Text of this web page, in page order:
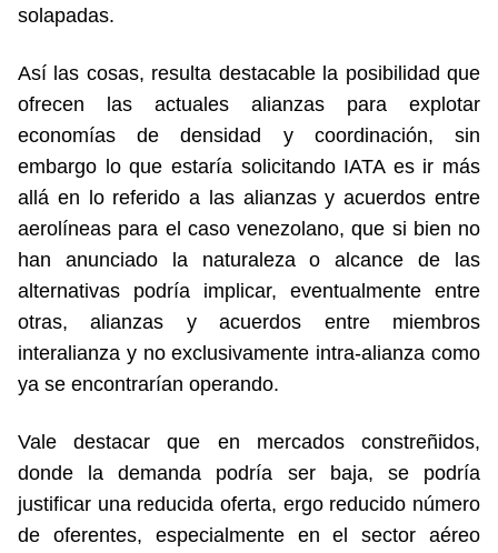
solapadas.
Así las cosas, resulta destacable la posibilidad que
ofrecen las actuales alianzas para explotar
economías de densidad y coordinación, sin
embargo lo que estaría solicitando IATA es ir más
allá en lo referido a las alianzas y acuerdos entre
aerolíneas para el caso venezolano, que si bien no
han anunciado la naturaleza o alcance de las
alternativas podría implicar, eventualmente entre
otras, alianzas y acuerdos entre miembros
interalianza y no exclusivamente intra-alianza como
ya se encontrarían operando.
Vale destacar que en mercados constreñidos,
donde la demanda podría ser baja, se podría
justificar una reducida oferta, ergo reducido número
de oferentes, especialmente en el sector aéreo